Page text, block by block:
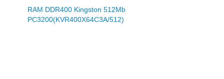
RAM DDR400 Kingston 512Mb
PC3200(KVR400X64C3A/512)